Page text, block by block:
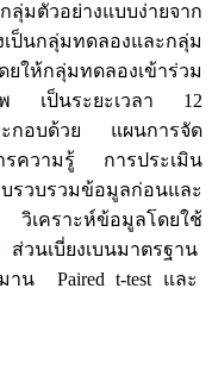
วอย่างแบบง่ายจาก
ป็นกลุ่มทดลองและกลุ่ม
ห้กลุ่มทดลองเข้าร่วม
พ เป็นระยะเวลา 12
ะกอบด้วย แผนการจัด
รความรู้ การประเมิน
รวบรวมข้อมูลก่อนและ
เคราะห์ข้อมูลโดยใช้
วนเบี่ยงเบนมาตรฐาน
น Paired t-test และ